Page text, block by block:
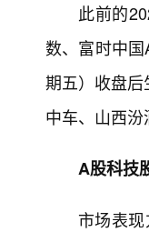
此前的
数、富时中
期五）收盘
中车、山西汾
A股科技
市场表